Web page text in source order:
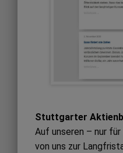
Stuttgarter
Auf unseren – nur
von uns zur